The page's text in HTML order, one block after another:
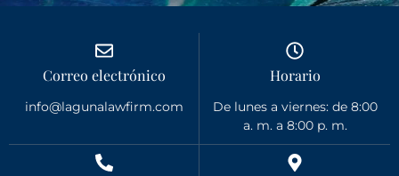
Correo electrónico
info@lagunalawfirm.com
Horario
De lunes a viernes: de 8:00
a. m. a 8:00 p. m.